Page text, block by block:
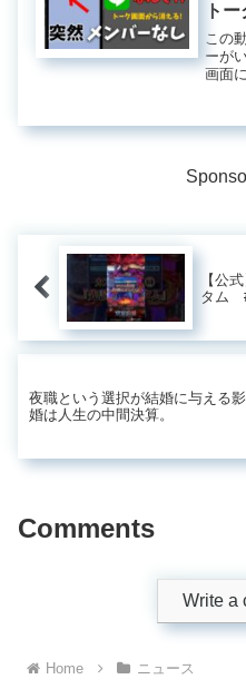
ト
この
ーが
画面
の対
【公
タム
夜職という選択が結婚に与える
婚は人生の中間決算。
Comments
Write a
Home ニュース